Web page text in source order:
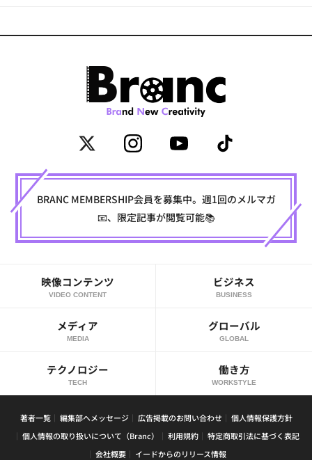
BRANC MEMBERSHIP会員を募集中。週1回のメルマガ
📧、限定記事が閲覧可能📚
映像コンテンツ
VIDEO CONTENT
ビジネス
BUSINESS
メディア
MEDIA
グローバル
GLOBAL
テクノロジー
TECH
働き方
WORKSTYLE
著者一覧 編集部へメッセージ 広告掲載のお問い合わせ
個人情報保護方針
個人情報の取り扱いについて（Branc）
利用規約
特定商取引法に基づく表記
会社概要
イードからのリリース情報